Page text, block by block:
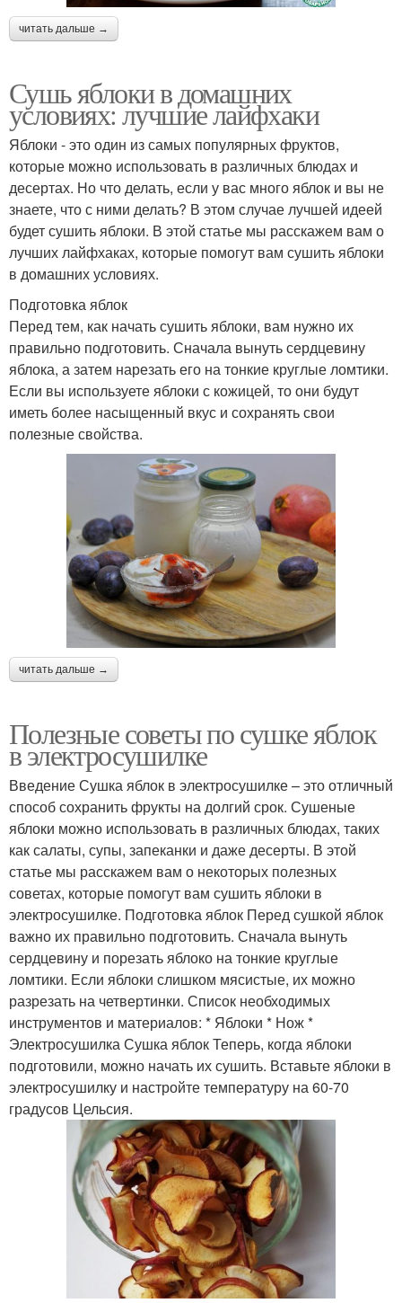
читать дальше →
Сушь яблоки в домашних
условиях: лучшие лайфхаки
Яблоки - это один из самых популярных фруктов,
которые можно использовать в различных блюдах и
десертах. Но что делать, если у вас много яблок и вы не
знаете, что с ними делать? В этом случае лучшей идеей
будет сушить яблоки. В этой статье мы расскажем вам о
лучших лайфхаках, которые помогут вам сушить яблоки
в домашних условиях.
Подготовка яблок
Перед тем, как начать сушить яблоки, вам нужно их
правильно подготовить. Сначала вынуть сердцевину
яблока, а затем нарезать его на тонкие круглые ломтики.
Если вы используете яблоки с кожицей, то они будут
иметь более насыщенный вкус и сохранять свои
полезные свойства.
читать дальше →
Полезные советы по сушке яблок
в электросушилке
Введение Сушка яблок в электросушилке – это отличный
способ сохранить фрукты на долгий срок. Сушеные
яблоки можно использовать в различных блюдах, таких
как салаты, супы, запеканки и даже десерты. В этой
статье мы расскажем вам о некоторых полезных
советах, которые помогут вам сушить яблоки в
электросушилке. Подготовка яблок Перед сушкой яблок
важно их правильно подготовить. Сначала вынуть
сердцевину и порезать яблоко на тонкие круглые
ломтики. Если яблоки слишком мясистые, их можно
разрезать на четвертинки. Список необходимых
инструментов и материалов: * Яблоки * Нож *
Электросушилка Сушка яблок Теперь, когда яблоки
подготовили, можно начать их сушить. Вставьте яблоки в
электросушилку и настройте температуру на 60-70
градусов Цельсия.